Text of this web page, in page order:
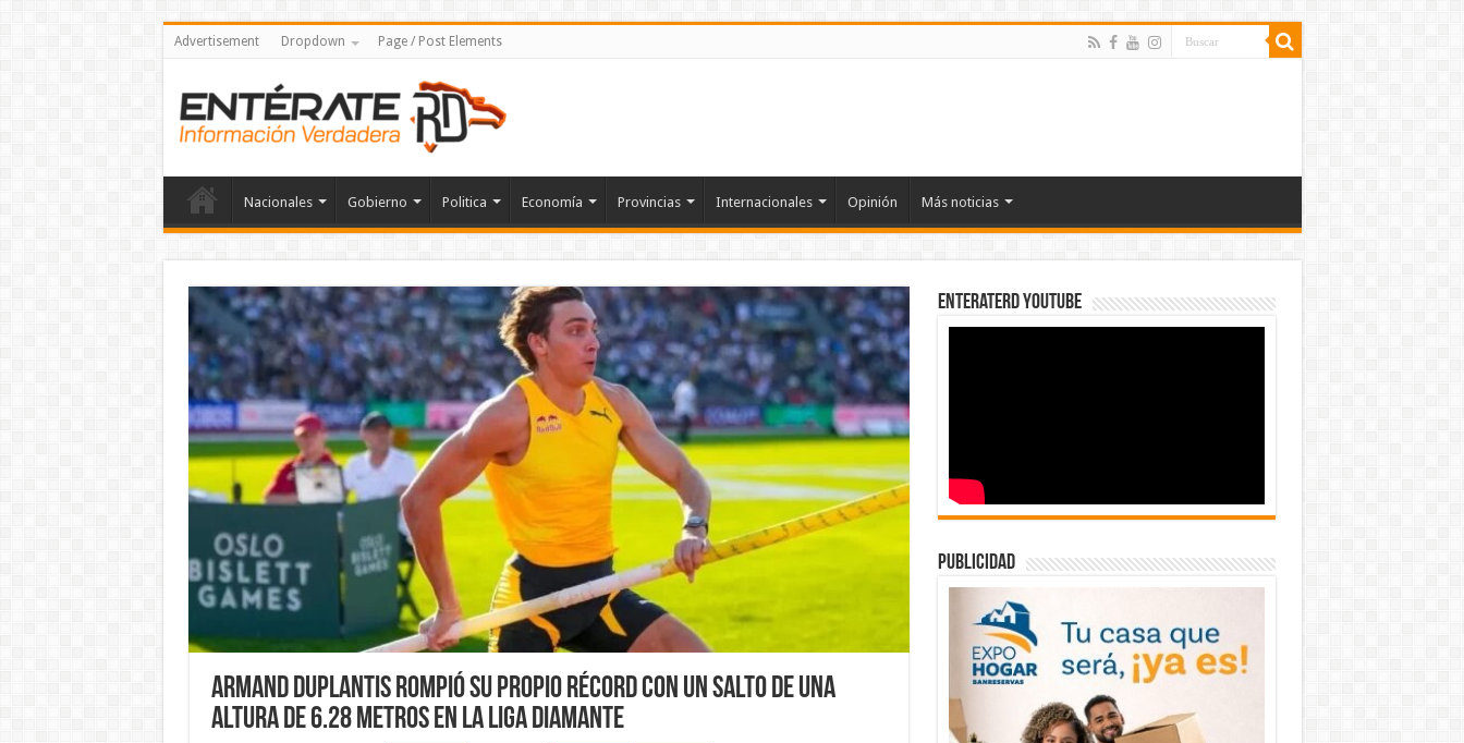
Advertisement Dropdown Page / Post Elements
Nacionales Gobierno Politica Economía Provincias Internacionales Opinión Más noticias
Armand Duplantis rompió su propio récord con un salto de una
altura de 6.28 metros en la Liga Diamante
EnterateRD YOUTUBE
publicidad